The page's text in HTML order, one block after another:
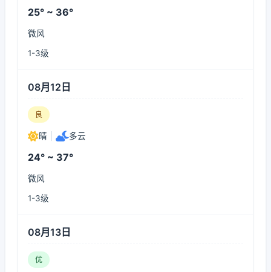
25° ~ 36°
微风
1-3级
08月12日
良
晴 多云
24° ~ 37°
微风
1-3级
08月13日
优